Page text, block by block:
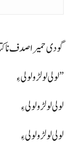
گودی حمیرا صدف نا
”لولی لولڑو لولی ءِ
لولی لولڑو لولی ءِ
لولی لولڑو لولی ءِ